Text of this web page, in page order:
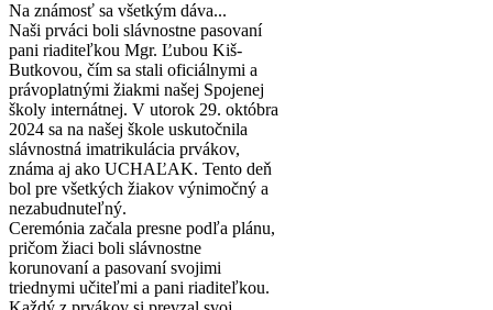
Na známosť sa všetkým dáva...
Naši prváci boli slávnostne pasovaní
pani riaditeľkou Mgr. Ľubou Kiš-
Butkovou, čím sa stali oficiálnymi a
právoplatnými žiakmi našej Spojenej
školy internátnej. V utorok 29. októbra
2024 sa na našej škole uskutočnila
slávnostná imatrikulácia prvákov,
známa aj ako UCHAĽAK. Tento deň
bol pre všetkých žiakov výnimočný a
nezabudnuteľný.
Ceremónia začala presne podľa plánu,
pričom žiaci boli slávnostne
korunovaní a pasovaní svojimi
triednymi učiteľmi a pani riaditeľkou.